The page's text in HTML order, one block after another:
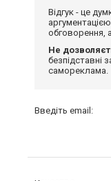
Відгук - це
обговорення,
Не
безпідставні
самореклама.
Введіть email: